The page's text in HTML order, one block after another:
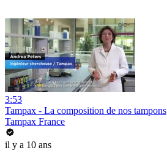
3:53
Tampax - La composition de nos tampons
Tampax France
il y a 10 ans